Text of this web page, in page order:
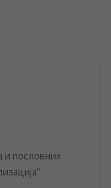
пословних